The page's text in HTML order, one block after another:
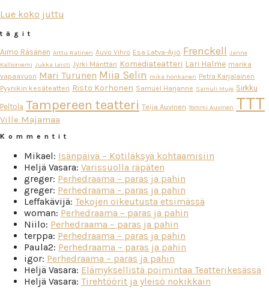
Lue koko juttu
tägit
Aimo Räsänen Arttu Ratinen Auvo Vihro Esa Latva-Äijö Frenckell Janne
Kallioniemi Jukka Leisti Jyrki Mänttäri Komediateatteri Lari Halme marika
vapaavuori Mari Turunen Miia Selin mika honkanen Petra Karjalainen
Pyynikin kesäteatteri Risto Korhonen Samuel Harjanne Samuli Muje Sirkku
Peltola Tampereen teatteri Teija Auvinen Tommi Auvinen TTT
Ville Majamaa
Kommentit
Mikael: Isänpäivä – Kotiläksyä kohtaamisiin
Heljä Vasara: Varissuolla räpäten
greger: Perhedraama – paras ja pahin
greger: Perhedraama – paras ja pahin
Leffakävijä: Tekojen oikeutusta etsimässä
woman: Perhedraama – paras ja pahin
Niilo: Perhedraama – paras ja pahin
terppa: Perhedraama – paras ja pahin
Paula2: Perhedraama – paras ja pahin
igor: Perhedraama – paras ja pahin
Heljä Vasara: Elämyksellistä poimintaa Teatterikesässä
Heljä Vasara: Tirehtöörit ja yleisö nokikkain